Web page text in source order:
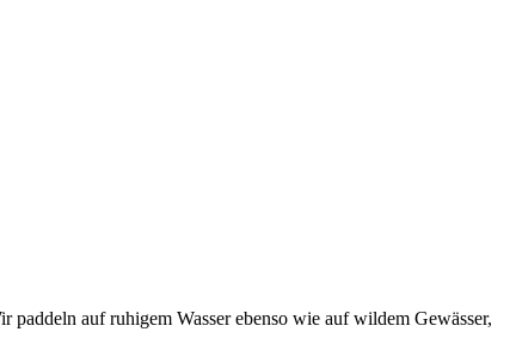
auf ruhigem Wasser ebenso wie auf wildem Gewässer,